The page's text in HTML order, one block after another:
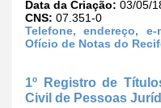
Data da Criação: 03/05/
CNS: 07.351-0
Telefone, endereço,
Ofício de Notas do
1º Registro de
Civil de Pessoas